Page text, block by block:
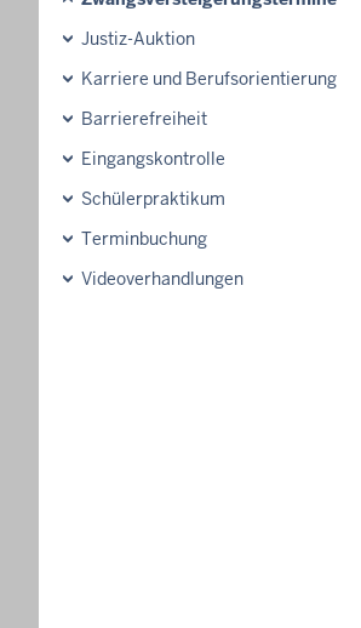
Justiz-Auktion
Karriere und Berufsorientierung
Barrierefreiheit
Eingangskontrolle
Schülerpraktikum
Terminbuchung
Videoverhandlungen